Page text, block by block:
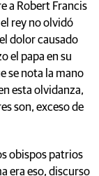
a Robert Francis
rey no olvidó
dolor causado
el papa en su
se nota la mano
esta olvidanza,
son, exceso de
obispos patrios
era eso, discurso